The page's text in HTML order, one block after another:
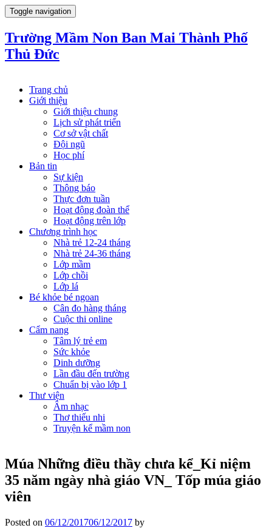
Toggle navigation
Trường Mầm Non Ban Mai Thành Phố
Thủ Đức
Trang chủ
Giới thiệu
Giới thiệu chung
Lịch sử phát triển
Cơ sở vật chất
Đội ngũ
Học phí
Bản tin
Sự kiện
Thông báo
Thực đơn tuần
Hoạt động đoàn thể
Hoạt động trên lớp
Chương trình học
Nhà trẻ 12-24 tháng
Nhà trẻ 24-36 tháng
Lớp mầm
Lớp chồi
Lớp lá
Bé khỏe bé ngoan
Cân đo hàng tháng
Cuộc thi online
Cẩm nang
Tâm lý trẻ em
Sức khỏe
Dinh dưỡng
Lần đầu đến trường
Chuẩn bị vào lớp 1
Thư viện
Âm nhạc
Thơ thiếu nhi
Truyện kể mầm non
Múa Những điều thầy chưa kể_Kỉ niệm
35 năm ngày nhà giáo VN_ Tốp múa giáo
viên
Posted on 06/12/201706/12/2017 by